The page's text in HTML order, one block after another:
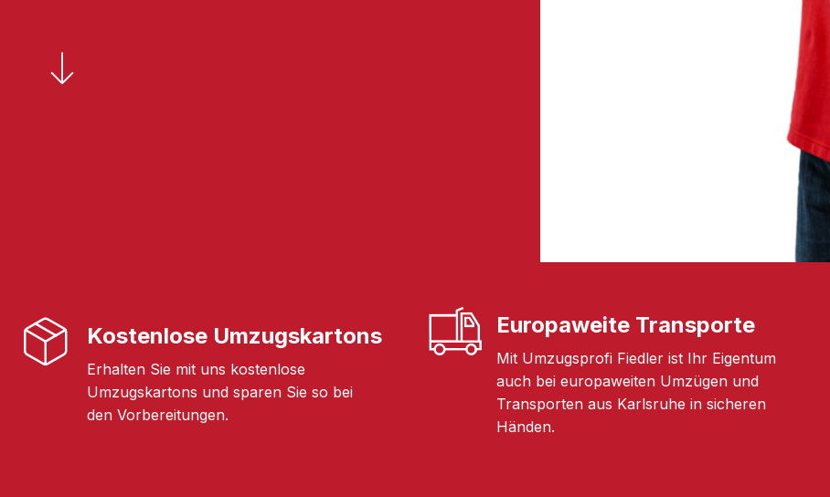
Kostenlose Umzugskartons
Erhalten Sie mit uns kostenlose
Umzugskartons und sparen Sie so bei
den Vorbereitungen.
Europaweite Transporte
Mit Umzugsprofi Fiedler ist Ihr Eigentum
auch bei europaweiten Umzügen und
Transporten aus Karlsruhe in sicheren
Händen.